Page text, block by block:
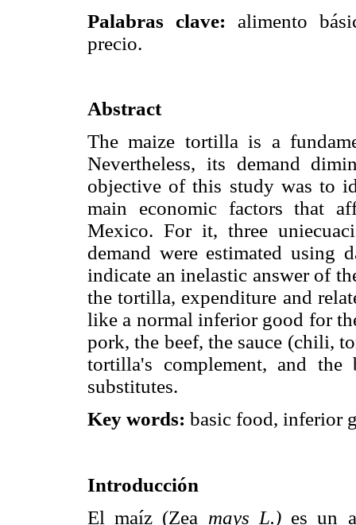
Palabras clave: alimento
precio.
Abstract
The maize tortilla is a
Nevertheless, its demand
objective of this study was to
main economic factors that
Mexico. For it, three
demand were estimated using
indicate an inelastic answer of
the tortilla, expenditure and
like a normal inferior good for
pork, the beef, the sauce (chili,
tortilla's complement, and
substitutes.
Key words: basic food, inferior
Introducción
El maíz (Zea mays L.)es un